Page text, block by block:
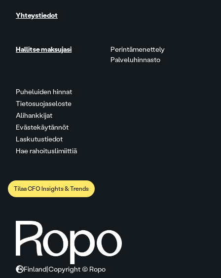
Puheluiden hinnat
Tietosuojaseloste
Alihankkijat
Evästekäytännöt
Laskutustiedot
Hae rahoituslimiittiä
Yhteystiedot
Hallitse maksujasi
Perintämenettely
Palveluhinnasto
Tilaa CFO Insights & Trends
Finland Copyright © Ropo